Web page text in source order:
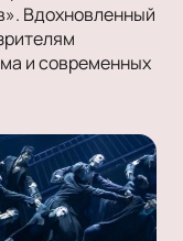
Вдохновленный
и современных